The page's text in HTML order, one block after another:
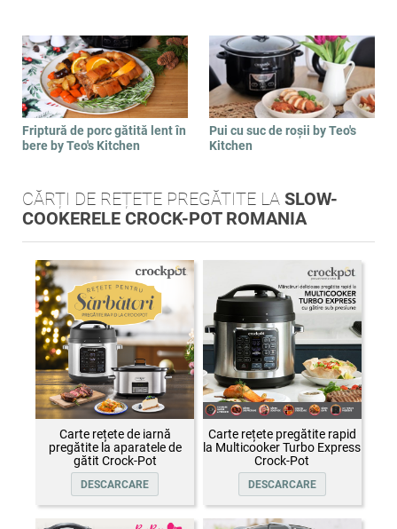
Friptură de porc gătită lent în
bere by Teo's Kitchen
Pui cu suc de roșii by Teo's
Kitchen
CĂRȚI DE REȚETE PREGĂTITE LASLOW-
COOKERELE CROCK-POT ROMANIA
Carte rețete de iarnă
pregătite la aparatele de
gătit Crock-Pot
DESCARCARE
Carte rețete pregătite rapid
la Multicooker Turbo Express
Crock-Pot
DESCARCARE